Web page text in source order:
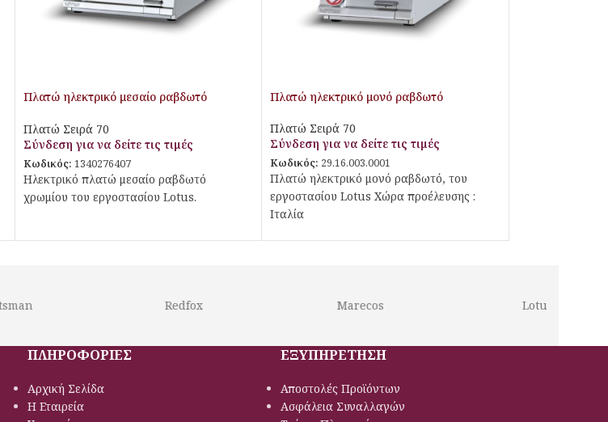
Πλατώ ηλεκτρικό μεσαίο ραβδωτό
Πλατώ Σειρά 70
Σύνδεση για να δείτε τις τιμές
Κωδικός: 1340276407
Ηλεκτρικό πλατώ μεσαίο ραβδωτό
χρωμίου του εργοστασίου Lotus.
Πλατώ ηλεκτρικό μονό ραβδωτό
Πλατώ Σειρά 70
Σύνδεση για να δείτε τις τιμές
Κωδικός: 29.16.003.0001
Πλατώ ηλεκτρικό μονό ραβδωτό, του
εργοστασίου Lotus Χώρα προέλευσης :
Ιταλία
ΠΛΗΡΟΦΟΡΙΕΣ
Αρχική Σελίδα
Η Εταιρεία
ΕΞΥΠΗΡΕΤΗΣΗ
Αποστολές Προϊόντων
Ασφάλεια Συναλλαγών